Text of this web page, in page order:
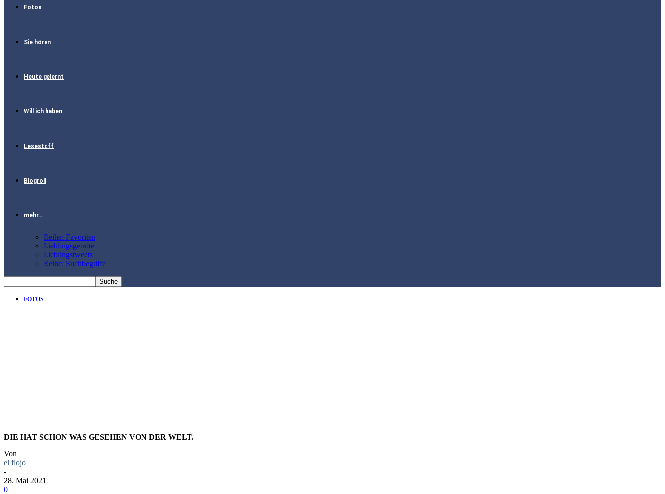
Fotos
Sie hören
Heute gelernt
Will ich haben
Lesestoff
Blogroll
mehr…
Reihe: Favoriten
Lieblingsgetröte
Lieblingstweets
Reihe: Suchbegriffe
FOTOS
DIE HAT SCHON WAS GESEHEN VON DER WELT.
Von
el flojo
-
28. Mai 2021
0